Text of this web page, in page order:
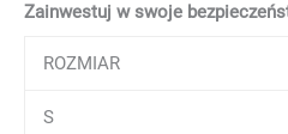
Zainwestuj w swoje
ROZMIAR
S